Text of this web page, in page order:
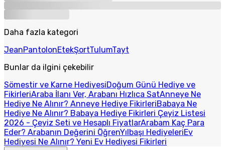
Daha fazla kategori
JeanPantolonEtekŞortTulumTayt
Bunlar da ilgini çekebilir
Sömestir ve Karne HediyesiDoğum Günü Hediye ve
FikirleriAraba İlanı Ver, Arabanı Hızlıca SatAnneye Ne
Hediye Ne Alınır? Anneye Hediye FikirleriBabaya Ne
Hediye Ne Alınır? Babaya Hediye Fikirleri Çeyiz Listesi
2026 - Çeyiz Seti ve Hesaplı FiyatlarArabam Kaç Para
Eder? Arabanın Değerini ÖğrenYılbaşı HediyeleriEv
Hediyesi Ne Alınır? Yeni Ev Hediyesi Fikirleri